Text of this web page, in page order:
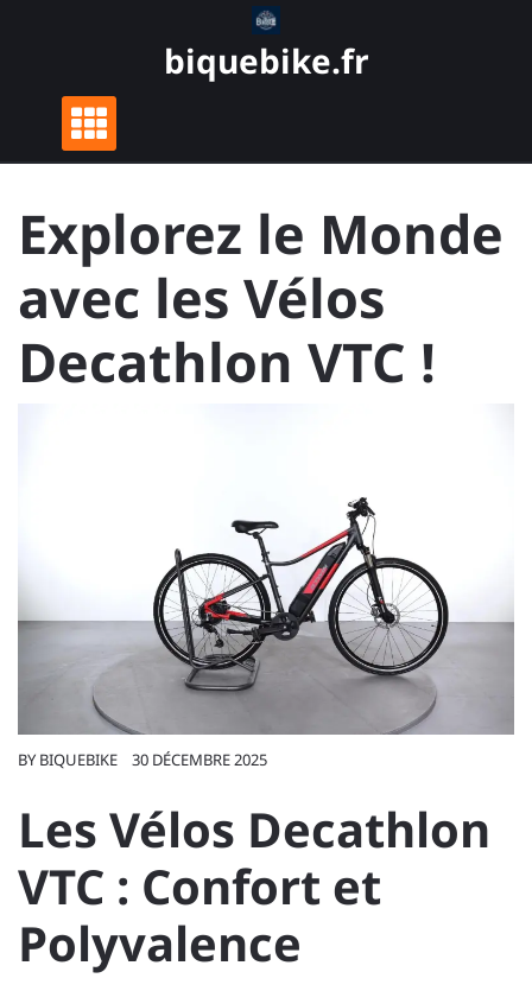
biquebike.fr
Explorez le Monde
avec les Vélos
Decathlon VTC !
BY BIQUEBIKE 30 DÉCEMBRE 2025
Les Vélos Decathlon
VTC : Confort et
Polyvalence